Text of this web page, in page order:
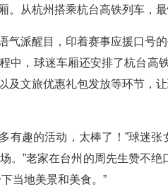
。从杭州搭乘杭台高铁列车，
气派醒目，印着赛事应援口号
中，球迷车厢还安排了杭台高
及文旅优惠礼包发放等环节，
有趣的活动，太棒了！”球迷
”老家在台州的周先生赞不绝
当地美景和美食。”